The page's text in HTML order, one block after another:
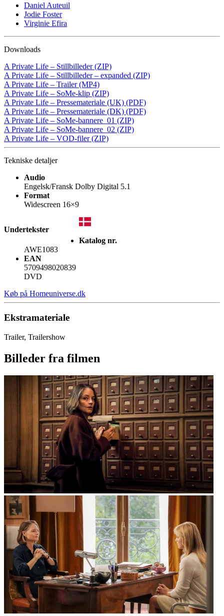
Daniel Auteuil
Jodie Foster
Virginie Efira
Downloads
A Private Life – Stillbilleder (ZIP)
A Private Life – Stillbilleder – expanded (ZIP)
A Private Life – Trailer (MP4)
A Private Life – SoMe-klip (ZIP)
A Private Life – Pressemateriale (UK) (PDF)
A Private Life – Pressemateriale (DK) (PDF)
A Private Life – SoMe-bannere_01 (ZIP)
A Private Life – SoMe-bannere_02 (ZIP)
A Private Life – VOD-filer (ZIP)
Tekniske detaljer
Audio
Engelsk/Fransk Dolby Digital 5.1
Format
Widescreen 16×9
Undertekster
Katalog nr.
AWE1083
EAN
5709498020839
DVD
Køb på Homeuniverse.dk
Ekstramateriale
Trailer, Trailershow
Billeder fra filmen